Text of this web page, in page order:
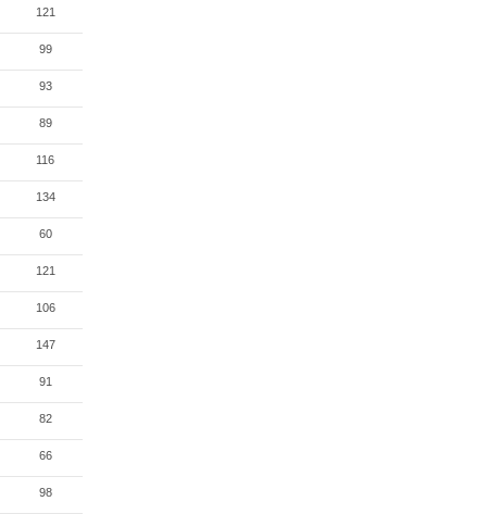
121
99
93
89
116
134
60
121
106
147
91
82
66
98